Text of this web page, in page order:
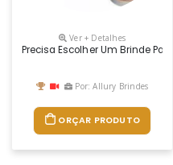
Ver + Detalhes
Precisa Escolher Um Brinde
Por: Allury Brindes
ORÇAR PRODUTO